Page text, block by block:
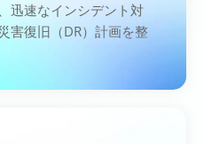
迅速なインシデント対
害復旧（DR）計画を整